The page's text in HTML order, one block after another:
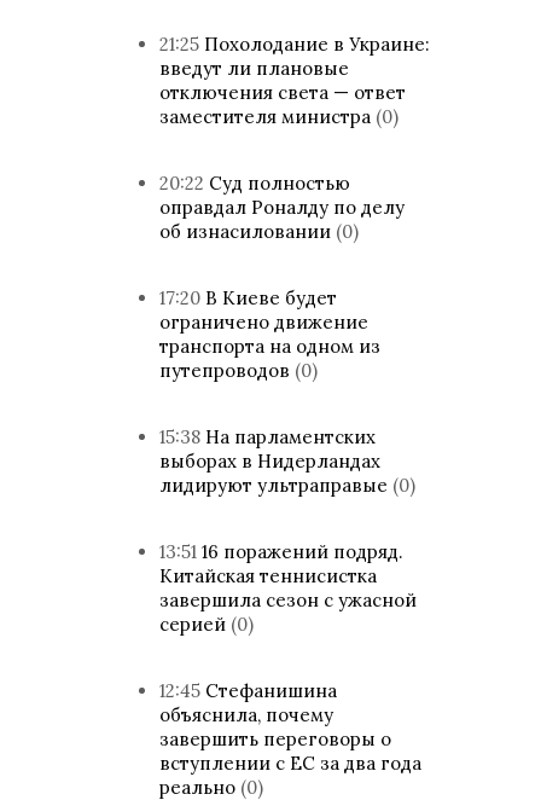
21:25 Похолодание в Украине:
введут ли плановые
отключения света — ответ
заместителя министра (0)
20:22 Суд полностью
оправдал Роналду по делу
об изнасиловании (0)
17:20 В Киеве будет
ограничено движение
транспорта на одном из
путепроводов (0)
15:38 На парламентских
выборах в Нидерландах
лидируют ультраправые (0)
13:51 16 поражений подряд.
Китайская теннисистка
завершила сезон с ужасной
серией (0)
12:45 Стефанишина
объяснила, почему
завершить переговоры о
вступлении с ЕС за два года
реально (0)